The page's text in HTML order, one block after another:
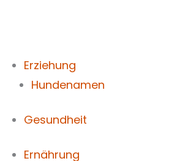
Erziehung
Hundenamen
Gesundheit
Ernährung